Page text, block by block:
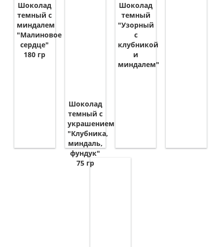
Шоколад
темный с
миндалем
"Малиновое
сердце"
180 гр
Шоколад
темный с
украшением
"Клубника,
миндаль,
фундук"
75 гр
Шоколад
темный
"Узорный
с
клубникой
и
миндалем"